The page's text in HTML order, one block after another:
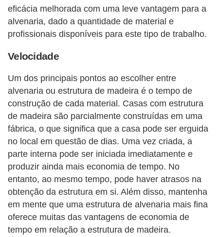
eficácia melhorada com uma leve vantagem para a
alvenaria, dado a quantidade de material e
profissionais disponíveis para este tipo de trabalho.
Velocidade
Um dos principais pontos ao escolher entre
alvenaria ou estrutura de madeira é o tempo de
construção de cada material. Casas com estrutura
de madeira são parcialmente construídas em uma
fábrica, o que significa que a casa pode ser erguida
no local em questão de dias. Uma vez criada, a
parte interna pode ser iniciada imediatamente e
produzir ainda mais economia de tempo. No
entanto, ao mesmo tempo, pode haver atrasos na
obtenção da estrutura em si. Além disso, mantenha
em mente que uma estrutura de alvenaria mais fina
oferece muitas das vantagens de economia de
tempo em relação a estrutura de madeira.
í
l
i
o
S
í
n
d
i
c
o
c
o
n